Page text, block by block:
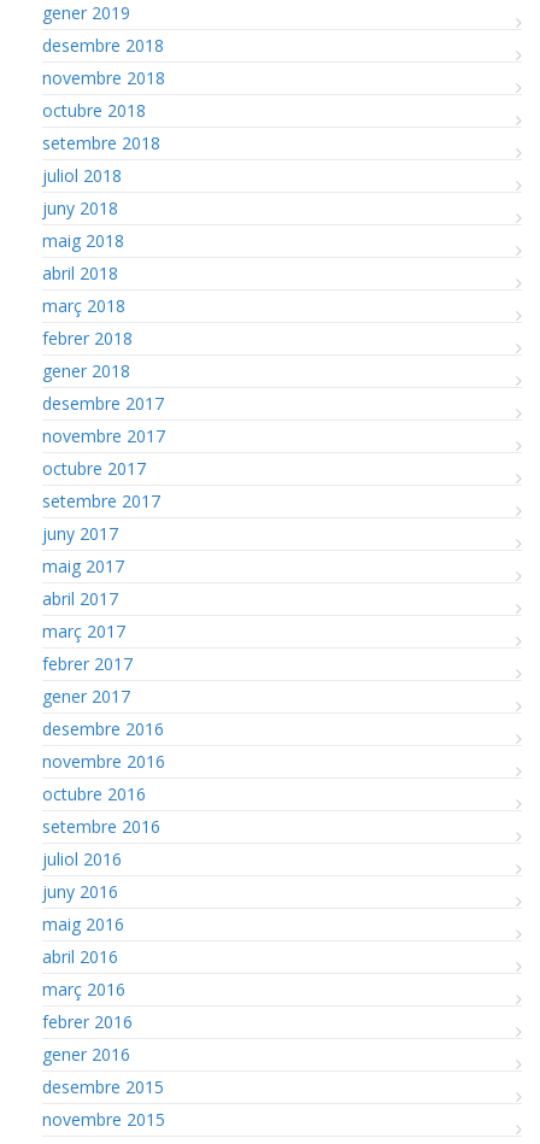
gener 2019
desembre 2018
novembre 2018
octubre 2018
setembre 2018
juliol 2018
juny 2018
maig 2018
abril 2018
març 2018
febrer 2018
gener 2018
desembre 2017
novembre 2017
octubre 2017
setembre 2017
juny 2017
maig 2017
abril 2017
març 2017
febrer 2017
gener 2017
desembre 2016
novembre 2016
octubre 2016
setembre 2016
juliol 2016
juny 2016
maig 2016
abril 2016
març 2016
febrer 2016
gener 2016
desembre 2015
novembre 2015